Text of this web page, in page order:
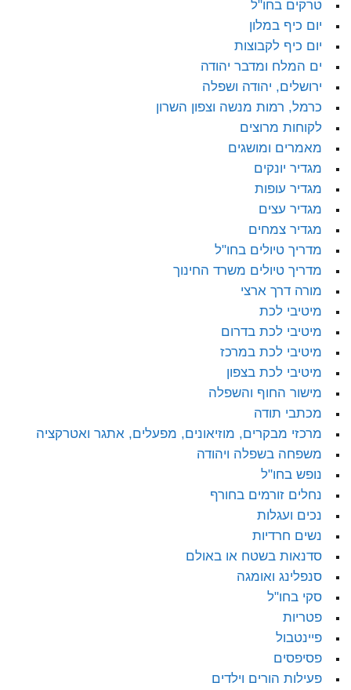
טרקים בחו"ל
יום כיף במלון
יום כיף לקבוצות
ים המלח ומדבר יהודה
ירושלים, יהודה ושפלה
כרמל, רמות מנשה וצפון השרון
לקוחות מרוצים
מאמרים ומושגים
מגדיר יונקים
מגדיר עופות
מגדיר עצים
מגדיר צמחים
מדריך טיולים בחו"ל
מדריך טיולים משרד החינוך
מורה דרך ארצי
מיטיבי לכת
מיטיבי לכת בדרום
מיטיבי לכת במרכז
מיטיבי לכת בצפון
מישור החוף והשפלה
מכתבי תודה
מרכזי מבקרים, מוזיאונים, מפעלים, אתגר ואטרקציה
משפחה בשפלה ויהודה
נופש בחו"ל
נחלים זורמים בחורף
נכים ועגלות
נשים חרדיות
סדנאות בשטח או באולם
סנפלינג ואומגה
סקי בחו"ל
פטריות
פיינטבול
פסיפסים
פעילות הורים וילדים